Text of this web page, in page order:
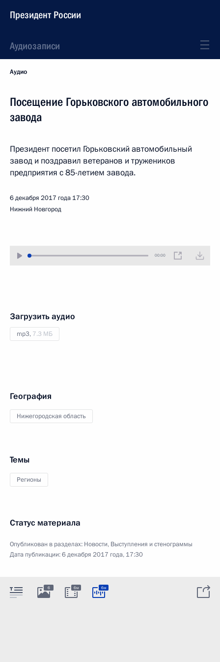
Президент России
Аудиозаписи
Аудио
Посещение Горьковского автомобильного
завода
Президент посетил Горьковский автомобильный
завод и поздравил ветеранов и тружеников
предприятия с 85-летием завода.
6 декабря 2017 года 17:30
Нижний Новгород
00:00
Загрузить аудио
mp3, 7.3 МБ
География
Нижегородская область
Темы
Регионы
Статус материала
Опубликован в разделах: Новости, Выступления и стенограммы
Дата публикации:6 декабря 2017 года, 17:30
6 6м 6м